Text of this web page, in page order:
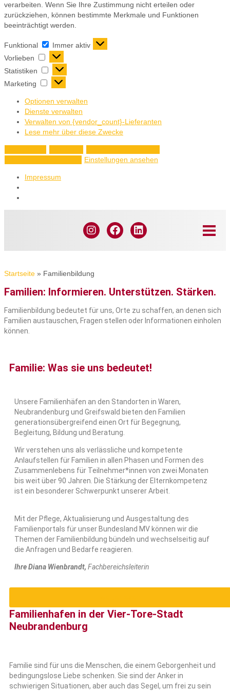
verarbeiten. Wenn Sie Ihre Zustimmung nicht erteilen oder
zurückziehen, können bestimmte Merkmale und Funktionen
beeinträchtigt werden.
Funktional
Immer aktiv
Vorlieben
Statistiken
Marketing
Optionen verwalten
Dienste verwalten
Verwalten von {vendor_count}-Lieferanten
Lese mehr über diese Zwecke
Einstellungen ansehen
Impressum
Startseite » Familienbildung
Familien: Informieren. Unterstützen. Stärken.
Familienbildung bedeutet für uns, Orte zu schaffen, an denen sich
Familien austauschen, Fragen stellen oder Informationen einholen
können.
Familie: Was sie uns bedeutet!
Unsere Familienhäfen an den Standorten in Waren,
Neubrandenburg und Greifswald bieten den Familien
generationsübergreifend einen Ort für Begegnung,
Begleitung, Bildung und Beratung.
Wir verstehen uns als verlässliche und kompetente
Anlaufstellen für Familien in allen Phasen und Formen des
Zusammenlebens für Teilnehmer*innen von zwei Monaten
bis weit über 90 Jahren. Die Stärkung der Elternkompetenz
ist ein besonderer Schwerpunkt unserer Arbeit.
Mit der Pflege, Aktualisierung und Ausgestaltung des
Familienportals für unser Bundesland MV können wir die
Themen der Familienbildung bündeln und wechselseitig auf
die Anfragen und Bedarfe reagieren.
Ihre Diana Wienbrandt, Fachbereichsleiterin
Familienhafen in der Vier-Tore-Stadt
Neubrandenburg
Familie sind für uns die Menschen, die einem Geborgenheit und
bedingungslose Liebe schenken. Sie sind der Anker in
schwierigen Situationen, aber auch das Segel, um frei zu sein